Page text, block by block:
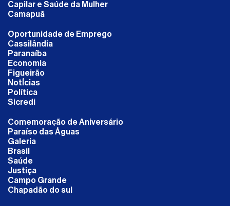
Capilar e Saúde da Mulher
Camapuã
Oportunidade de Emprego
Cassilândia
Paranaíba
Economia
Figueirão
NotÍcias
Política
Sicredi
Comemoração de Aniversário
Paraíso das Águas
Galeria
Brasil
Saúde
Justiça
Campo Grande
Chapadão do sul